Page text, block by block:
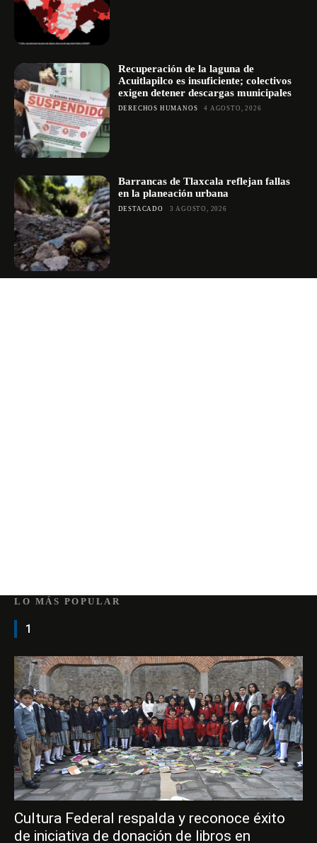
Recuperación de la laguna de
Acuitlapilco es insuficiente; colectivos
exigen detener descargas municipales
DERECHOS HUMANOS 4 AGOSTO, 2026
Barrancas de Tlaxcala reflejan fallas
en la planeación urbana
DESTACADO 3 AGOSTO, 2026
LO MÁS POPULAR
1
Cultura Federal respalda y reconoce éxito
de iniciativa de donación de libros en